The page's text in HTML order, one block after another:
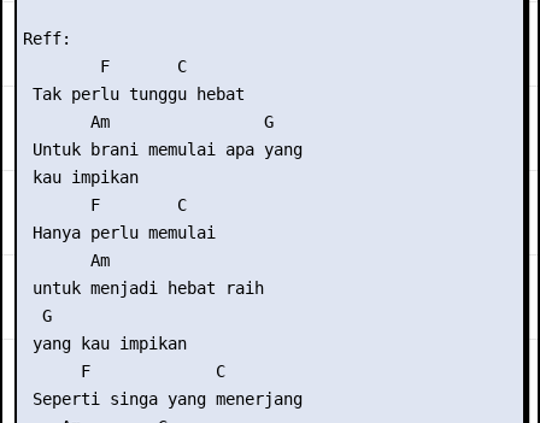
Reff:
        F       C
Tak perlu tunggu hebat
       Am                G
Untuk brani memulai apa yang
kau impikan
       F        C
Hanya perlu memulai
       Am
untuk menjadi hebat raih
  G
yang kau impikan
      F             C
Seperti singa yang menerjang